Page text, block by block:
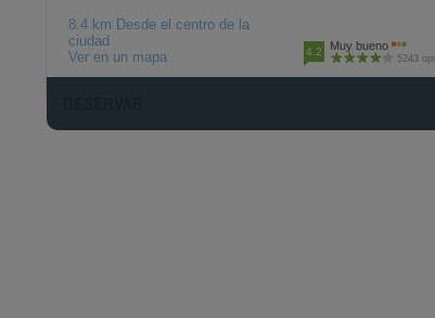
8.4 km Desde el centro de la
ciudad
Ver en un mapa
4.2 Muy bueno
5243